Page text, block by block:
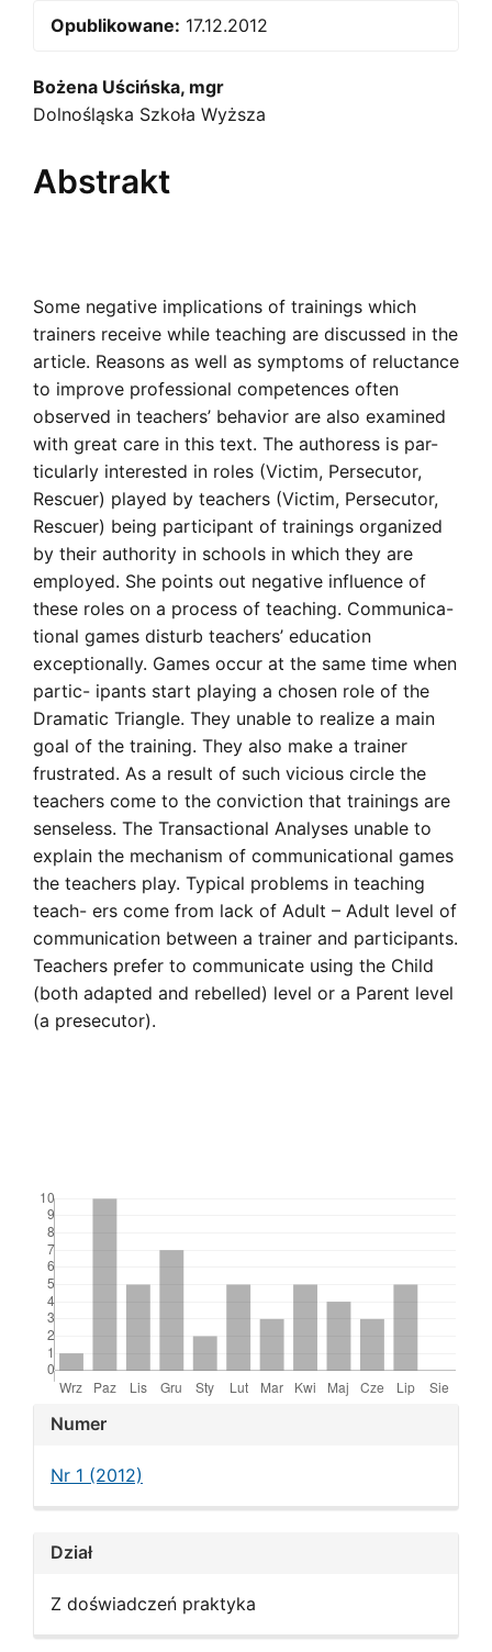
Opublikowane: 17.12.2012
Main
Article
Content
Bożena Uścińska, mgr
Dolnośląska Szkoła Wyższa
Abstrakt
Some negative implications of trainings which
trainers receive while teaching are discussed in the
article. Reasons as well as symptoms of reluctance
to improve professional competences often
observed in teachers’ behavior are also examined
with great care in this text. The authoress is par-
ticularly interested in roles (Victim, Persecutor,
Rescuer) played by teachers (Victim, Persecutor,
Rescuer) being participant of trainings organized
by their authority in schools in which they are
employed. She points out negative influence of
these roles on a process of teaching. Communica-
tional games disturb teachers’ education
exceptionally. Games occur at the same time when
partic- ipants start playing a chosen role of the
Dramatic Triangle. They unable to realize a main
goal of the training. They also make a trainer
frustrated. As a result of such vicious circle the
teachers come to the conviction that trainings are
senseless. The Transactional Analyses unable to
explain the mechanism of communicational games
the teachers play. Typical problems in teaching
teach- ers come from lack of Adult – Adult level of
communication between a trainer and participants.
Teachers prefer to communicate using the Child
(both adapted and rebelled) level or a Parent level
(a presecutor).
Article
Numer
Nr 1 (2012)
Dział
Z doświadczeń praktyka